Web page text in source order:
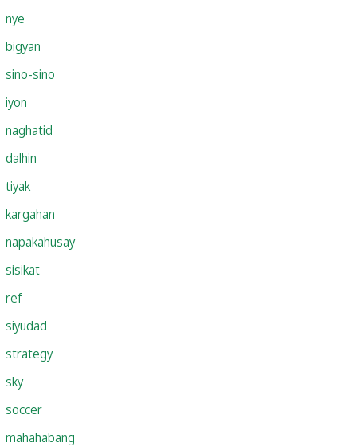
nye
bigyan
sino-sino
iyon
naghatid
dalhin
tiyak
kargahan
napakahusay
sisikat
ref
siyudad
strategy
sky
soccer
mahahabang